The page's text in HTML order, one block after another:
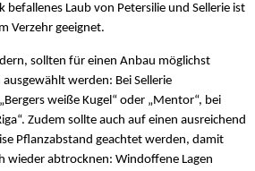
befallenes Laub von Petersilie und Sellerie ist
Verzehr geeignet.
sollten für einen Anbau möglichst
werden: Bei Sellerie
weiße Kugel“ oder „Mentor“, bei
Zudem sollte auch auf einen ausreichend
Pflanzabstand geachtet werden, damit
wieder abtrocknen: Windoffene Lagen